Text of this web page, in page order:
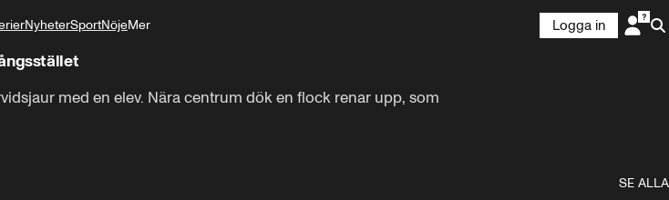
NyheterSportNöjeMer
Logga in
med en elev. Nära centrum dök en flock renar upp, som
SE ALLA